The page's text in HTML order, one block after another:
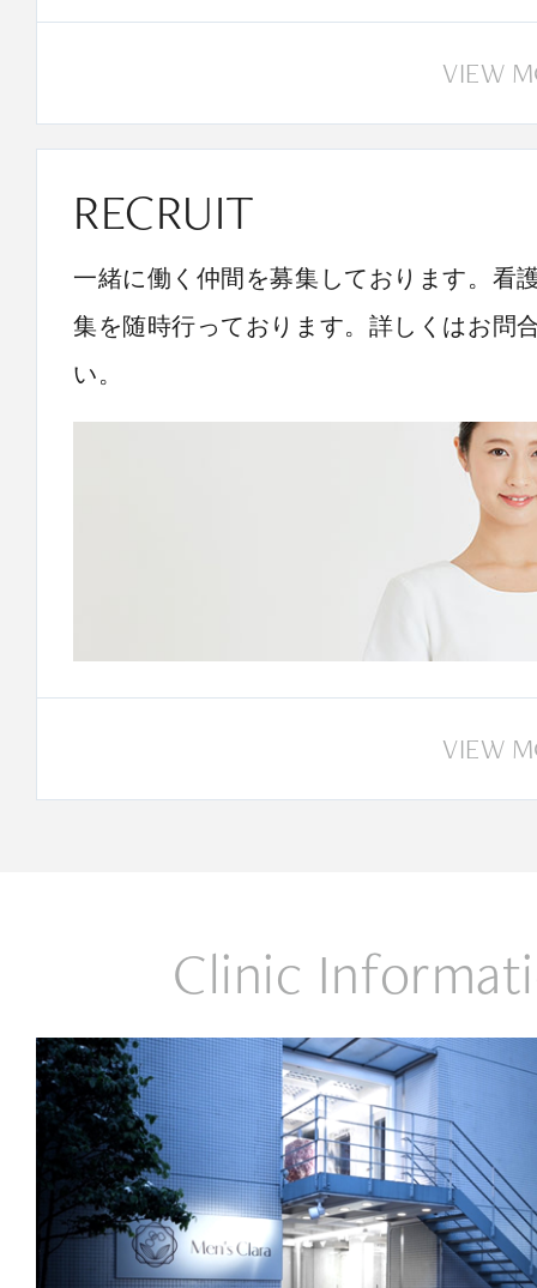
VIEW
RECRUIT
一緒に働く仲間を募集しております。看
集を随時行っております。詳しくはお問
い。
VIEW
Clinic